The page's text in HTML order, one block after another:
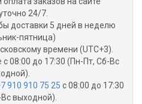
24/7.
доставки 5 дней в неделю
пятница)
времени (UTC+3).
08:00 до 17:30 (Пн-Пт, Сб-Вс
910 910 75 25 с 08:00 до 17:30
выходной).